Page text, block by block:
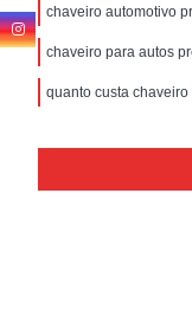
chaveiro automotivo
chaveiro para autos
quanto custa